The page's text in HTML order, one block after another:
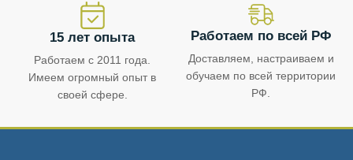
15 лет опыта
Работаем с 2011 года.
Имеем огромный опыт в
своей сфере.
Работаем по всей РФ
Доставляем, настраиваем и
обучаем по всей территории
РФ.